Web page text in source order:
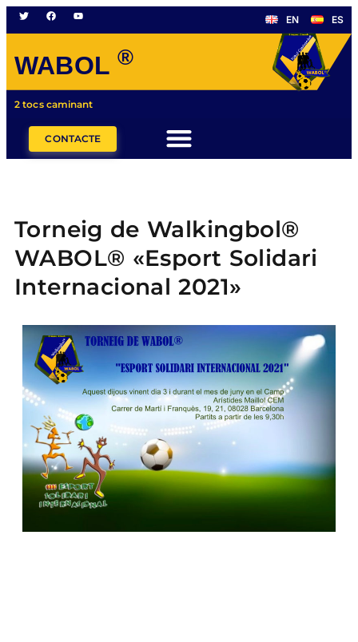
EN ES
WABOL ®
2 tocs caminant
CONTACTE
Torneig de Walkingbol®
WABOL® «Esport Solidari
Internacional 2021»